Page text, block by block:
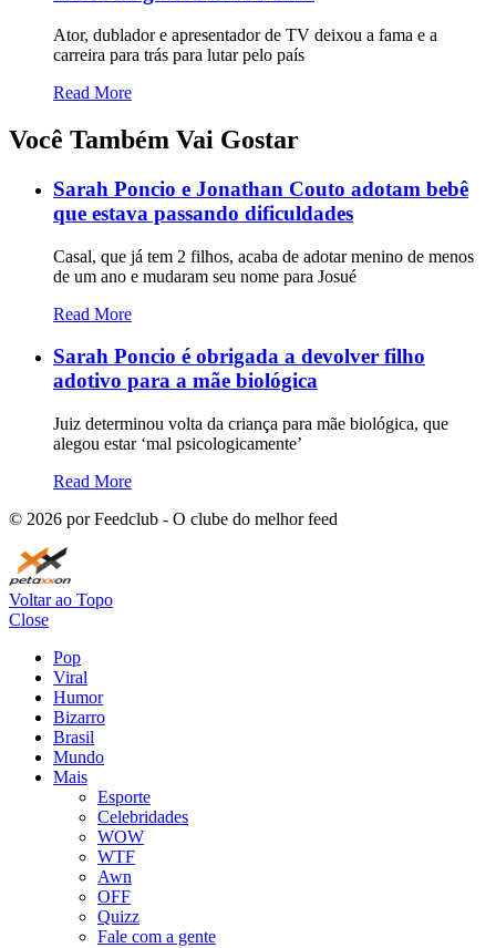
Ator, dublador e apresentador de TV deixou a fama e a
carreira para trás para lutar pelo país
Read More
Você Também Vai Gostar
Sarah Poncio e Jonathan Couto adotam bebê
que estava passando dificuldades
Casal, que já tem 2 filhos, acaba de adotar menino de menos
de um ano e mudaram seu nome para Josué
Read More
Sarah Poncio é obrigada a devolver filho
adotivo para a mãe biológica
Juiz determinou volta da criança para mãe biológica, que
alegou estar ‘mal psicologicamente’
Read More
© 2026 por Feedclub - O clube do melhor feed
Voltar ao Topo
Close
Pop
Viral
Humor
Bizarro
Brasil
Mundo
Mais
Esporte
Celebridades
WOW
WTF
Awn
OFF
Quizz
Fale com a gente